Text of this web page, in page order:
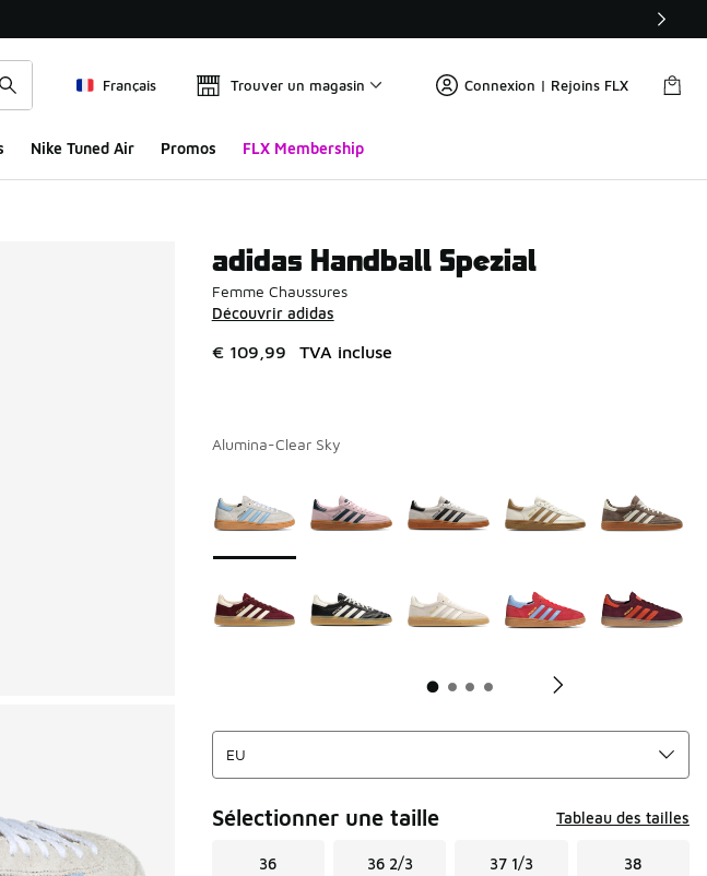
Français Trouver un magasin Connexion | Rejoins FLX
Nike Tuned Air Promos FLX Membership
adidas Handball Spezial
Femme Chaussures
Découvrir adidas
€ 109,99 TVA incluse
Alumina-Clear Sky
Sélectionner une taille Tableau des tailles
36 36 2/3 37 1/3 38